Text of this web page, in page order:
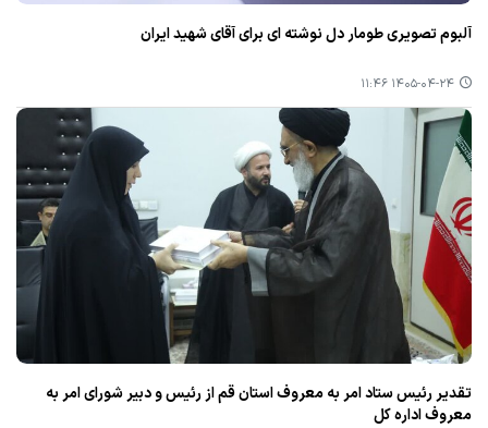
آلبوم تصویری طومار دل نوشته ای برای آقای شهید ایران
۱۴۰۵-۰۴-۲۴ ۱۱:۴۶
تقدیر رئیس ستاد امر به معروف استان قم از رئیس و دبیر شورای امر به
معروف اداره کل